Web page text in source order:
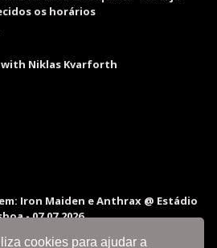
cookies para ajudar a
os horários
Niklas Kvarforth
Iron Maiden e Anthrax @ Estádio
- 07.07.2026